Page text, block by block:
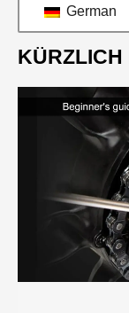
German
KÜRZLICH